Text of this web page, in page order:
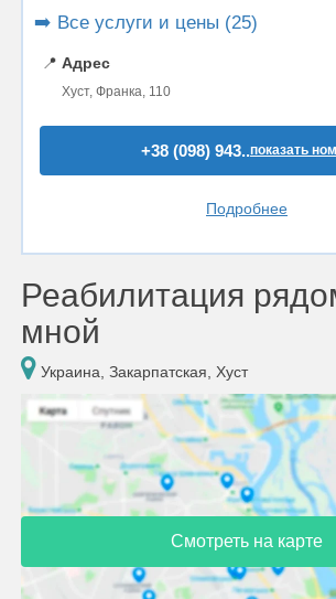
➡️ Все услуги и цены (25)
📍 Адрес
Хуст, Франка, 110
+38 (098) 943..показать
Подробнее
Реабилитация
мной
Украина, Закарпатская, Хуст
Смотреть на карте